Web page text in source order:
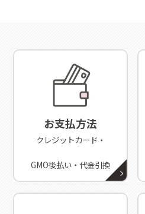
お支払方法
クレジットカード・
GMO後払い・代金引換